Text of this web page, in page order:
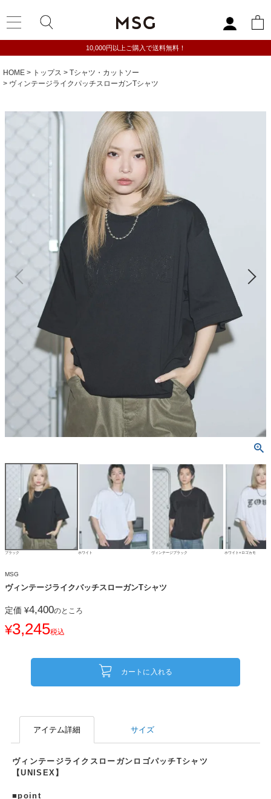
10,000円以上ご購入で送料無料！
HOME トップス
Tシャツ・カットソー
ヴィンテージライクパッチスローガンTシャツ
ブラック ホワイト ヴィンテージブラック ホワイト×ロゴカモ
MSG
ヴィンテージライクパッチスローガンTシャツ
定価 ¥4,400のところ
¥3,245税込
カートに入れる
アイテム詳細 サイズ
ヴィンテージライクスローガンロゴパッチTシャツ
【UNISEX】
■point